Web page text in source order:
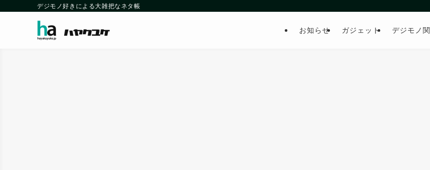
デジモノ好きによる大雑把なネタ帳
お知らせ ガジェット デジモノ